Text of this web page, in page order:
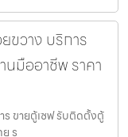
ขวาง บริการ
มืออาชีพ ราคา
ร ขายตู้เซฟ รับติดตั้งตู้
ร